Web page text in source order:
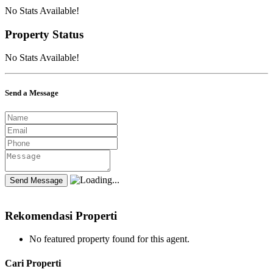
No Stats Available!
Property Status
No Stats Available!
Send a Message
Rekomendasi Properti
No featured property found for this agent.
Cari Properti